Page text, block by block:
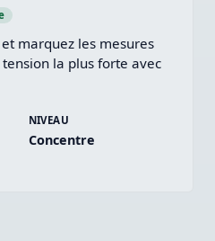
marquez les mesures
la plus forte avec
NIVEAU
Concentre